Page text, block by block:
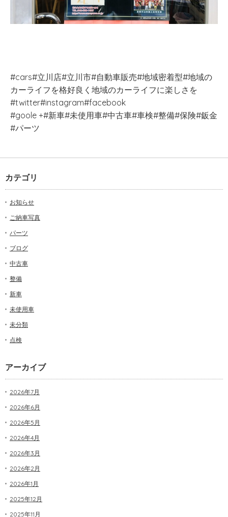
#cars#立川店#立川市#自動車販売#地域密着型#地域の
カーライフを格好良く地域のカーライフに楽しさを
#twitter#instagram#facebook
#goole +#新車#未使用車#中古車#車検#整備#保険#鈑金
#パーツ
カテゴリ
お知らせ
ご納車写真
パーツ
ブログ
中古車
整備
新車
未使用車
未分類
点検
アーカイブ
2026年7月
2026年6月
2026年5月
2026年4月
2026年3月
2026年2月
2026年1月
2025年12月
2025年11月